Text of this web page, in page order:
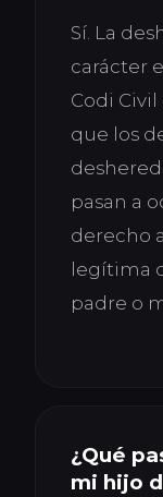
Sí. La
carácter
Codi
que los
pasan a
derecho
legítima
padre o
¿Qué
mi hijo